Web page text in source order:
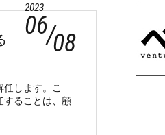
2023
06
08
します。こ
することは、顧